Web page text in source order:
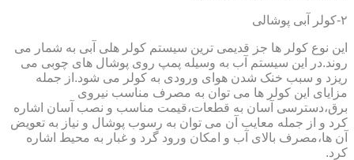
۲-کولر آبی پوشالی
این نوع کولر ها جز قدیمی ترین سیستم کولر هلی آبی به شمار می
روند.در این سیستم آب به وسیله پمپ روی پوشال های چوبی می
ریزد و سبب خنک شدن هوای ورودی به کولر می شود.از جمله
مزایای این کولر ها می توان به مصرف مناسب نیروی
برق،دسترسی آسان به قطعات،قیمت مناسب و نصب آسان اشاره
کرد و از جمله معایب آن می توان به رسوب پوشال و نیاز به تعویض
آن ها،مصرف بالای آب و امکان ورود گرد و غبار به محیط اشاره
کرد.